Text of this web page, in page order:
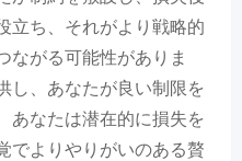
立ち、それがより戦略的
ながる可能性がありま
し、あなたが良い制限を
あなたは潜在的に損失を
でよりやりがいのある贅